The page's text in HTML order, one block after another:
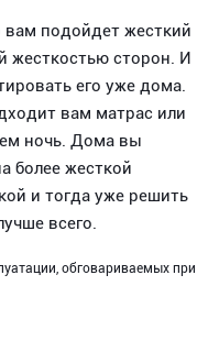
вам подойдет жесткий
жесткостью сторон. И
его уже дома.
вам матрас или
ночь. Дома вы
более жесткой
и тогда уже решить
всего.
обговариваемых при